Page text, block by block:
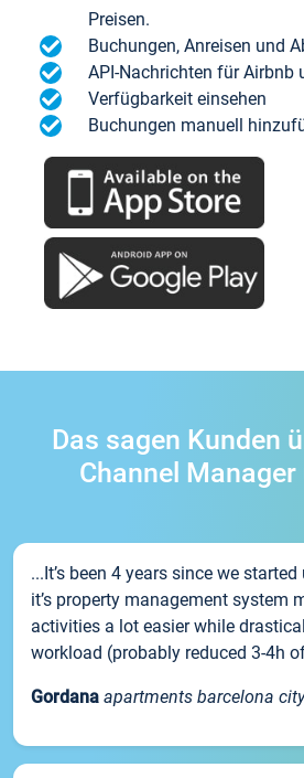
Preisen.
Buchungen, Anreisen und
API-Nachrichten für Airbnb
Verfügbarkeit einsehen
Buchungen manuell
Das sagen Kunden
Channel Manager
...It’s been 4 years since we
it’s property management system
activities a lot easier while
workload (probably reduced 3-4h
Gordana apartments barcelona city